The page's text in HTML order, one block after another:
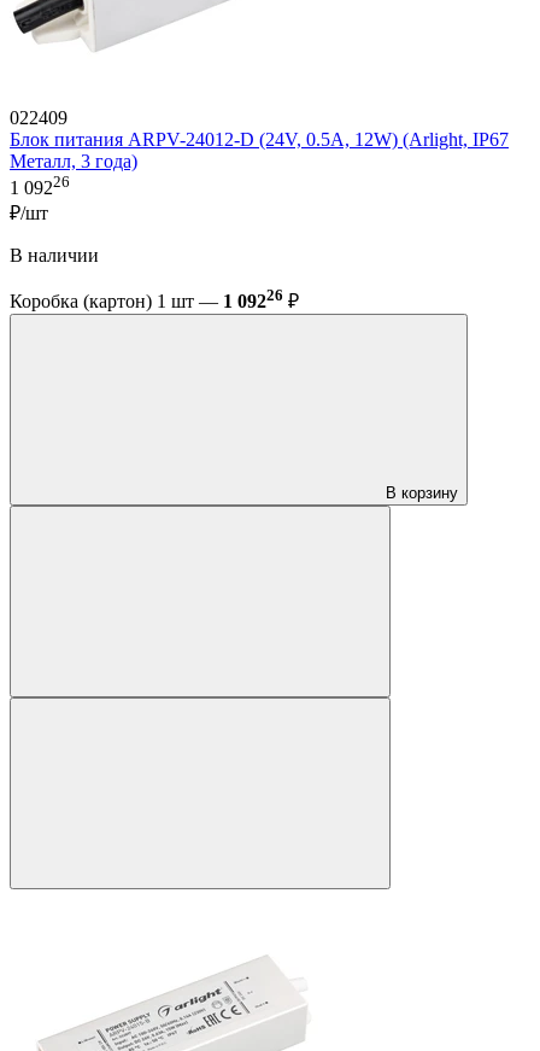
022409
Блок питания ARPV-24012-D (24V, 0.5A, 12W) (Arlight, IP67
Металл, 3 года)
1 09226
₽/шт
В наличии
Коробка (картон) 1 шт — 1 09226 ₽
В корзину